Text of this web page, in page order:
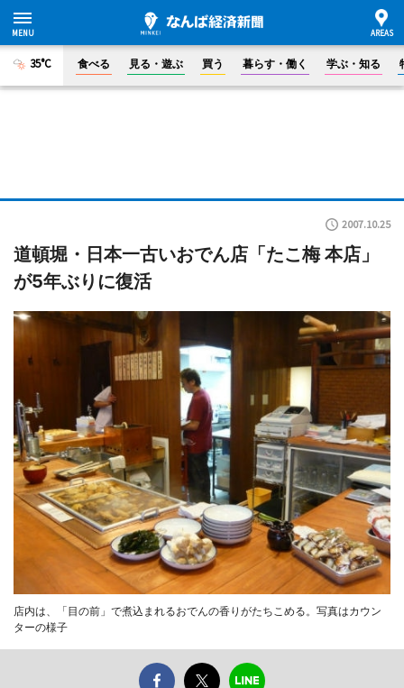
35°C 食べる 見る・遊ぶ 買う 暮らす・働く 学ぶ・知る
2007.10.25
道頓堀・日本一古いおでん店「たこ梅 本店」
が5年ぶりに復活
店内は、「目の前」で煮込まれるおでんの香りがたちこめる。写真はカウン
ターの様子